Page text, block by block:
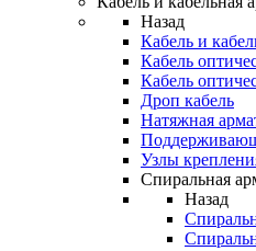
Назад
Кабель и
Кабель
Кабель
Дроп кабель
Натяжная
Узлы
Спиральная
Назад